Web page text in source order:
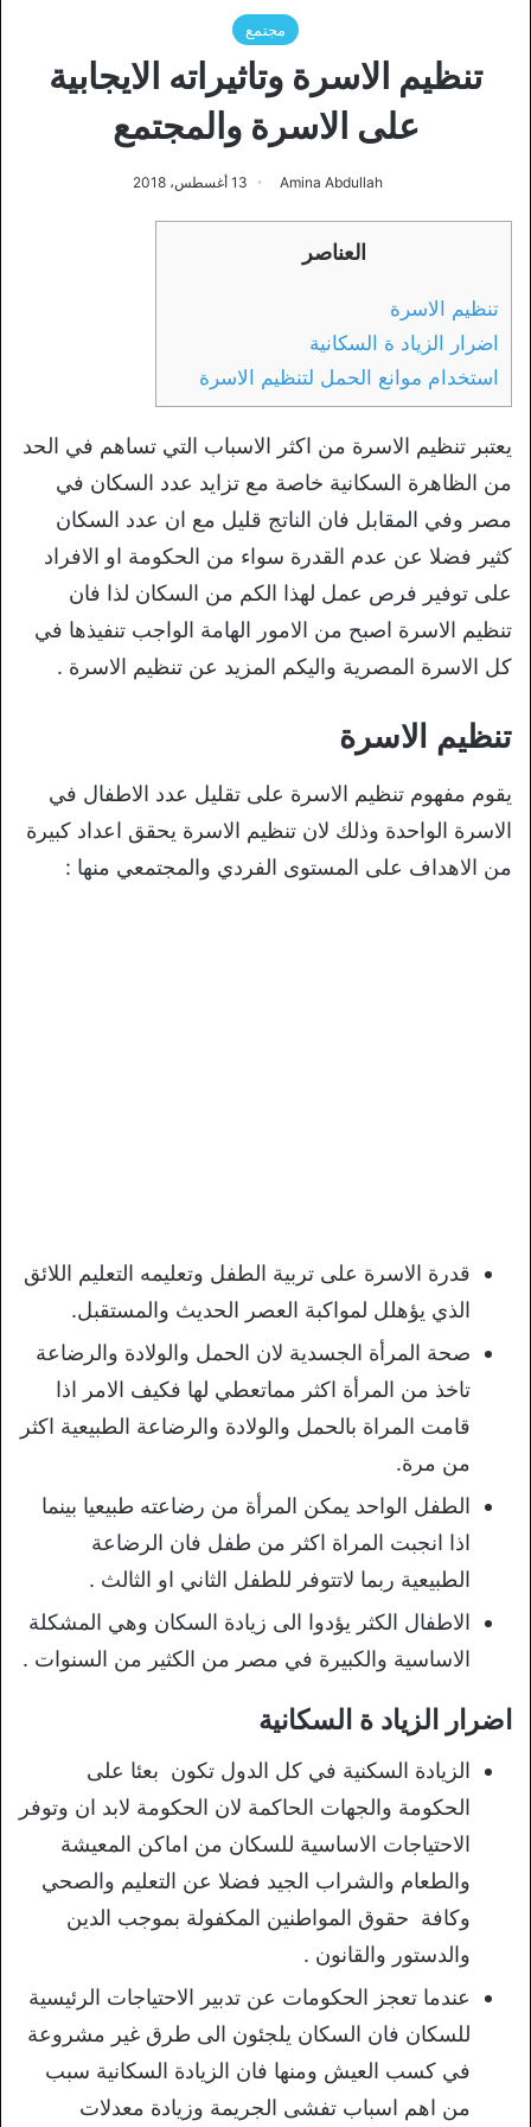
مجتمع
تنظيم الاسرة وتاثيراته الايجابية
على الاسرة والمجتمع
Amina Abdullah 13 أغسطس، 2018
العناصر
تنظيم الاسرة
اضرار الزياد ة السكانية
استخدام موانع الحمل لتنظيم الاسرة
يعتبر تنظيم الاسرة من اكثر الاسباب التي تساهم في الحد
من الظاهرة السكانية خاصة مع تزايد عدد السكان في
مصر وفي المقابل فان الناتج قليل مع ان عدد السكان
كثير فضلا عن عدم القدرة سواء من الحكومة او الافراد
على توفير فرص عمل لهذا الكم من السكان لذا فان
تنظيم الاسرة اصبح من الامور الهامة الواجب تنفيذها في
كل الاسرة المصرية واليكم المزيد عن تنظيم الاسرة .
تنظيم الاسرة
يقوم مفهوم تنظيم الاسرة على تقليل عدد الاطفال في
الاسرة الواحدة وذلك لان تنظيم الاسرة يحقق اعداد كبيرة
من الاهداف على المستوى الفردي والمجتمعي منها :
قدرة الاسرة على تربية الطفل وتعليمه التعليم اللائق
الذي يؤهلل لمواكبة العصر الحديث والمستقبل.
صحة المرأة الجسدية لان الحمل والولادة والرضاعة
تاخذ من المرأة اكثر مماتعطي لها فكيف الامر اذا
قامت المراة بالحمل والولادة والرضاعة الطبيعية اكثر
من مرة.
الطفل الواحد يمكن المرأة من رضاعته طبيعيا بينما
اذا انجبت المراة اكثر من طفل فان الرضاعة
الطبيعية ربما لاتتوفر للطفل الثاني او الثالث .
الاطفال الكثر يؤدوا الى زيادة السكان وهي المشكلة
الاساسية والكبيرة في مصر من الكثير من السنوات .
اضرار الزياد ة السكانية
الزيادة السكنية في كل الدول تكون بعئا على
الحكومة والجهات الحاكمة لان الحكومة لابد ان وتوفر
الاحتياجات الاساسية للسكان من اماكن المعيشة
والطعام والشراب الجيد فضلا عن التعليم والصحي
وكافة حقوق المواطنين المكفولة بموجب الدين
والدستور والقانون .
عندما تعجز الحكومات عن تدبير الاحتياجات الرئيسية
للسكان فان السكان يلجئون الى طرق غير مشروعة
في كسب العيش ومنها فان الزيادة السكانية سبب
من اهم اسباب تفشى الجريمة وزيادة معدلات